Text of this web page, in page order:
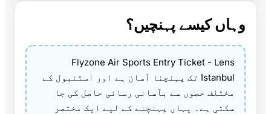
وہاں کیسے پہنچیں؟
Flyzone Air Sports Entry Ticket - Lens
Istanbul تک پہنچنا آسان ہے اور استنبول کے
مختلف حصوں سے بآسانی رسائی حاصل کی جا
سکتی ہے۔ یہاں پہنچنے کے لیے ایک مختصر